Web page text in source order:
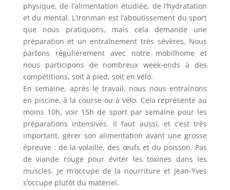
physique, de l’alimentation étudiée, de l’hydratation
et du mental. L’ironman est l’aboutissement du sport
que nous pratiquons, mais cela demande une
préparation et un entraînement très sévères. Nous
partons régulièrement avec notre mobilhome et
nous participons de nombreux week-ends à des
compétitions, soit à pied, soit en vélo.
En semaine, après le travail, nous nous entraînons
en piscine, à la course ou à vélo. Cela représente au
moins 10h, voir 15h de sport par semaine pour les
préparations intensives. Il faut aussi, et c’est très
important, gérer son alimentation avant une grosse
épreuve : de la volaille, des œufs et du poisson. Pas
de viande rouge pour éviter les toxines dans les
muscles. Je m’occupe de la nourriture et Jean-Yves
s’occupe plutôt du matériel.